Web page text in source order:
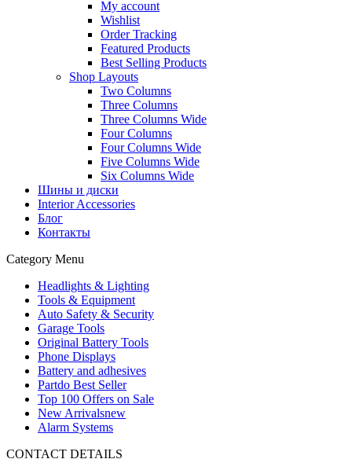
My account
Wishlist
Order Tracking
Featured Products
Best Selling Products
Shop Layouts
Two Columns
Three Columns
Three Columns Wide
Four Columns
Four Columns Wide
Five Columns Wide
Six Columns Wide
Шины и диски
Interior Accessories
Блог
Контакты
Category Menu
Headlights & Lighting
Tools & Equipment
Auto Safety & Security
Garage Tools
Original Battery Tools
Phone Displays
Battery and adhesives
Partdo Best Seller
Top 100 Offers on Sale
New Arrivalsnew
Alarm Systems
CONTACT DETAILS